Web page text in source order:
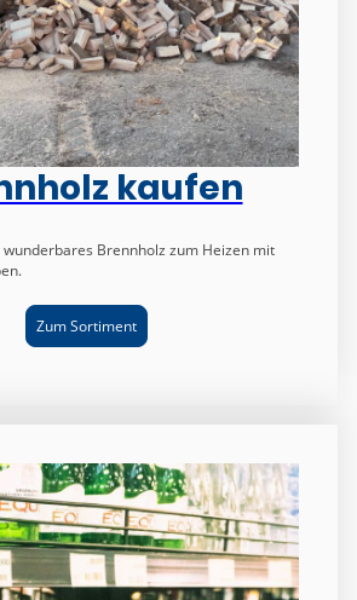
kaufen
wunderbares Brennholz zum Heizen mit
Zum Sortiment